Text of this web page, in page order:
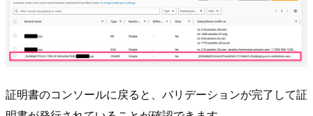
証明書のコンソールに戻ると、バリデーションが完了して証